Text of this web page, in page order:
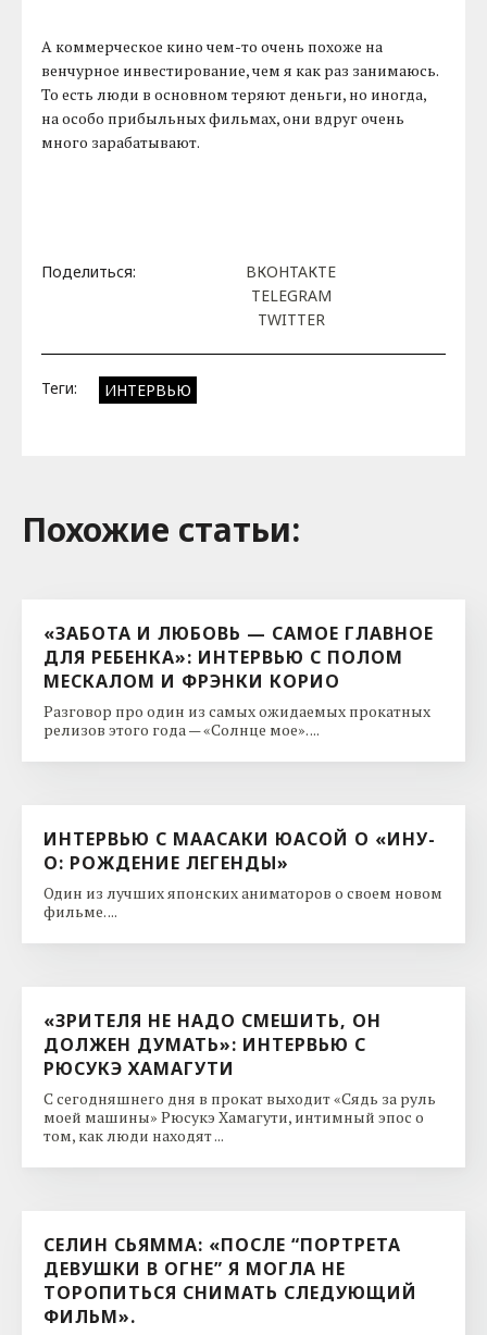
А коммерческое кино чем-то очень похоже на
венчурное инвестирование, чем я как раз занимаюсь.
То есть люди в основном теряют деньги, но иногда,
на особо прибыльных фильмах, они вдруг очень
много зарабатывают.
Поделиться:
ВКОНТАКТЕ
TELEGRAM
TWITTER
Теги: ИНТЕРВЬЮ
Похожие cтатьи:
«ЗАБОТА И ЛЮБОВЬ — САМОЕ ГЛАВНОЕ
ДЛЯ РЕБЕНКА»: ИНТЕРВЬЮ С ПОЛОМ
МЕСКАЛОМ И ФРЭНКИ КОРИО
Разговор про один из самых ожидаемых прокатных
релизов этого года — «Солнце мое». ...
ИНТЕРВЬЮ С МААСАКИ ЮАСОЙ О «ИНУ-
О: РОЖДЕНИЕ ЛЕГЕНДЫ»
Один из лучших японских аниматоров о своем новом
фильме. ...
«ЗРИТЕЛЯ НЕ НАДО СМЕШИТЬ, ОН
ДОЛЖЕН ДУМАТЬ»: ИНТЕРВЬЮ С
РЮСУКЭ ХАМАГУТИ
С сегодняшнего дня в прокат выходит «Сядь за руль
моей машины» Рюсукэ Хамагути, интимный эпос о
том, как люди находят ...
СЕЛИН СЬЯММА: «ПОСЛЕ “ПОРТРЕТА
ДЕВУШКИ В ОГНЕ” Я МОГЛА НЕ
ТОРОПИТЬСЯ СНИМАТЬ СЛЕДУЮЩИЙ
ФИЛЬМ».